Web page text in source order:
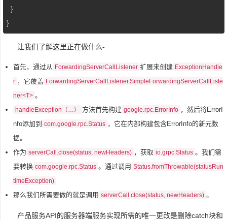
  }
}
让我们了解这里正在做什么-
首先，通过从 ForwardingServerCallListener 扩展来创建 ExceptionHandle
r ，它覆盖 ForwardingServerCallListener.SimpleForwardingServerCallListe
ner<T> 。
handleException（…） 方法首先构建 google.rpc.ErrorInfo ，然后将ErrorI
nfo添加到 com.google.rpc.Status ，它在内部构建包含ErrorInfo的新元数
据。
作为 serverCall.close(status, newHeaders) ，获取 io.grpc.Status 。我们需
要转换 com.google.rpc.Status 。通过调用 Status.fromThrowable(statusRun
timeException)
那么我们所需要做的就是调用 serverCall.close(status, newHeaders) 。
产品服务API的服务器端服务实现所需的唯一更改是删除catch块和